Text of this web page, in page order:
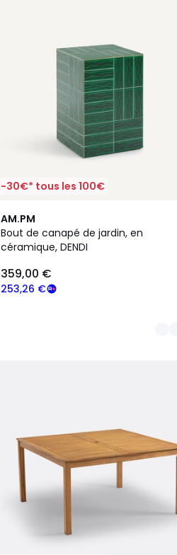
-30€* tous les 100€
AM.PM
Bout de canapé de jardin, en
céramique, DENDI
253,26 €
359,00 €
3
Couleurs